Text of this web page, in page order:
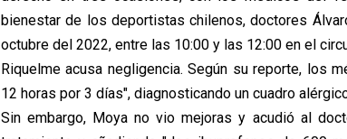
bienestar de los deportistas chilenos, doctores
octubre del 2022, entre las 10:00 y las 12:00 en el
Riquelme acusa negligencia. Según su reporte, los
12 horas por 3 días", diagnosticando un cuadro
Sin embargo, Moya no vio mejoras y acudió al